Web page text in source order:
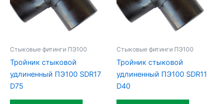
Стыковые фитинги ПЭ100
Тройник стыковой
удлиненный ПЭ100 SDR17
D75
Стыковые фитинги ПЭ100
Тройник стыковой
удлиненный ПЭ100 SDR11
D40